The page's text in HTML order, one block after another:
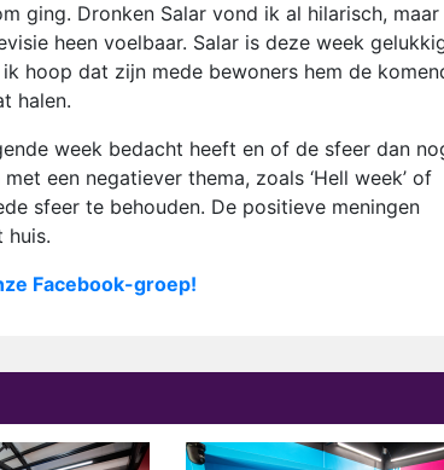
ging. Dronken Salar vond ik al hilarisch,
heen voelbaar. Salar is deze week
hoop dat zijn mede bewoners hem de
halen.
week bedacht heeft en of de sfeer dan
een negatiever thema, zoals ‘Hell week’ of
sfeer te behouden. De positieve meningen
huis.
Facebook-groep!